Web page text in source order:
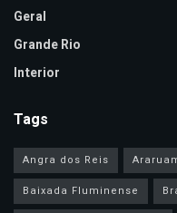
Geral
Grande Rio
Interior
Tags
Angra dos Reis
Baixada Fluminense